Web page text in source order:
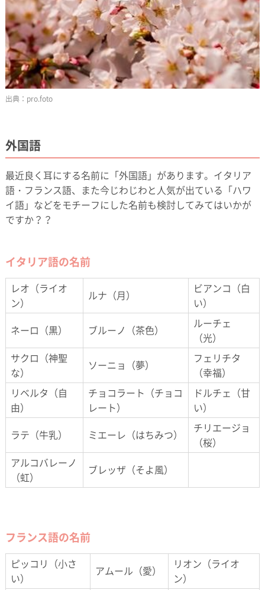
pro.foto
外国語
最近良く耳にする名前に「外国語」があります。イタリア
語・フランス語、また今じわじわと人気が出ている「ハワ
イ語」などをモチーフにした名前も検討してみてはいかが
ですか？？
イタリア語の名前
レオ（ライオ
ン）
ルナ（月）
ビアンコ（白
い）
ネーロ（黒）
ブルーノ（茶色）
ルーチェ
（光）
サクロ（神聖
な）
ソーニョ（夢）
フェリチタ
（幸福）
リベルタ（自
由）
チョコラート（チョコ
レート）
ドルチェ（甘
い）
ラテ（牛乳）
ミエーレ（はちみつ）
チリエージョ
（桜）
アルコバレーノ
（虹）
ブレッザ（そよ風）
フランス語の名前
ピッコリ（小さ
い）
アムール（愛）
リオン（ライオ
ン）